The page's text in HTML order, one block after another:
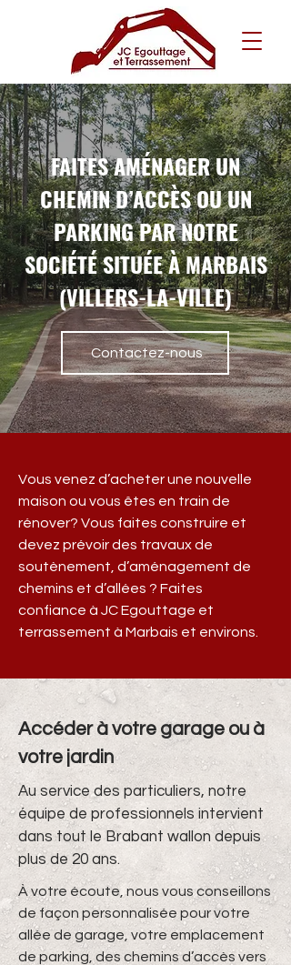
FAITES AMÉNAGER UN
CHEMIN D’ACCÈS OU UN
PARKING PAR NOTRE
SOCIÉTÉ SITUÉE À MARBAIS
(VILLERS-LA-VILLE)
Contactez-nous
Vous venez d’acheter une nouvelle
maison ou vous êtes en train de
rénover? Vous faites construire et
devez prévoir des travaux de
soutènement, d’aménagement de
chemins et d’allées ? Faites
confiance à JC Egouttage et
terrassement à Marbais et environs.
Accéder à votre garage ou à
votre jardin
Au service des particuliers, notre
équipe de professionnels intervient
dans tout le Brabant wallon depuis
plus de 20 ans.
À votre écoute, nous vous conseillons
de façon personnalisée pour votre
allée de garage, votre emplacement
de parking, des chemins d’accès vers